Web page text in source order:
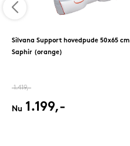
Silvana Support hovedpude 50x65 cm
Saphir (orange)
1.419,-
Nu 1.199,-